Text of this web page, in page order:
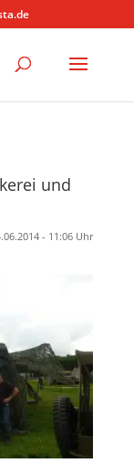
und
- 11:06 Uhr